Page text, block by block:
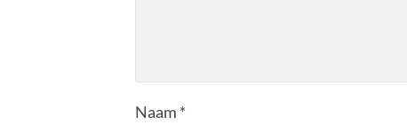
Naam *